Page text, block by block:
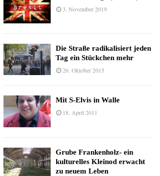
3. November 2019
Die Straße radikalisiert jeden
Tag ein Stückchen mehr
26. Oktober 2015
Mit S-Elvis in Walle
18. April 2011
Grube Frankenholz- ein
kulturelles Kleinod erwacht
zu neuem Leben